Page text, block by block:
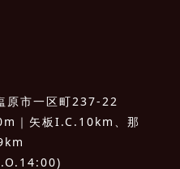
原市一区町237-22
｜矢板I.C.10km、那